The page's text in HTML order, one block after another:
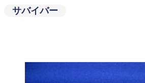
サバイバー